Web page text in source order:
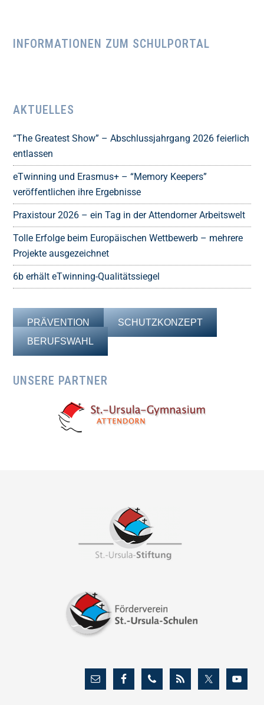
INFORMATIONEN ZUM SCHULPORTAL
AKTUELLES
“The Greatest Show” – Abschlussjahrgang 2026 feierlich
entlassen
eTwinning und Erasmus+ – “Memory Keepers”
veröffentlichen ihre Ergebnisse
Praxistour 2026 – ein Tag in der Attendorner Arbeitswelt
Tolle Erfolge beim Europäischen Wettbewerb – mehrere
Projekte ausgezeichnet
6b erhält eTwinning-Qualitätssiegel
PRÄVENTION
SCHUTZKONZEPT
BERUFSWAHL
UNSERE PARTNER